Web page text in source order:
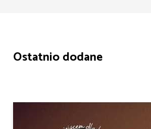
Ostatnio dodane